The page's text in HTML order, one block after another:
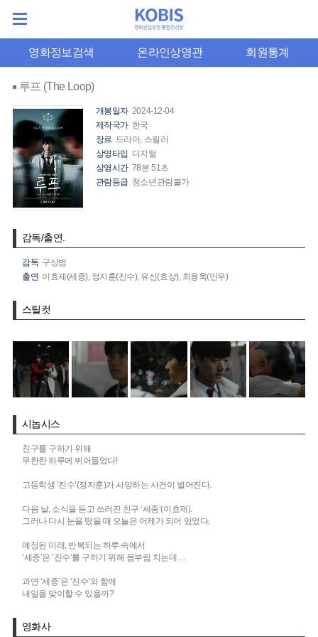
영화정보검색 온라인상영관 회원통계
루프 (The Loop)
개봉일자 2024-12-04
제작국가 한국
장르 드라마, 스릴러
상영타입 디지털
상영시간 78분 51초
관람등급 청소년관람불가
감독/출연.
감독 구상범
출연 이효제(세종), 정지훈(진수), 유신(효상), 최용욱(민우)
스틸컷
시놉시스
친구를 구하기 위해
무한한 하루에 뛰어들었다!
고등학생 ‘진수’(정지훈)가 사망하는 사건이 벌어진다.
다음 날, 소식을 듣고 쓰러진 친구 ‘세종’(이효제).
그러나 다시 눈을 떴을 때 오늘은 어제가 되어 있었다.
예정된 미래, 반복되는 하루 속에서
‘세종’은 ‘진수’를 구하기 위해 몸부림 치는데…
과연 ‘세종’은 ‘진수’와 함께
내일을 맞이할 수 있을까?
영화사